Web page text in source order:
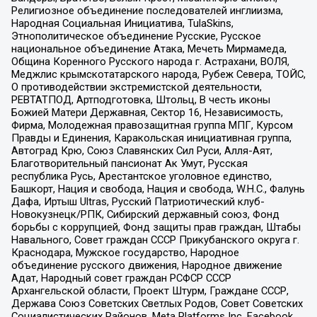
Религиозное объединение последователей инглиизма,
Народная Социальная Инициатива, TulaSkins,
Этнополитическое объединение Русские, Русское
национальное объединение Атака, Мечеть Мирмамеда,
Община Коренного Русского народа г. Астрахани, ВОЛЯ,
Меджлис крымскотатарского народа, Рубеж Севера, ТОЙС,
О противодействии экстремистской деятельности,
РЕВТАТПОД, Артподготовка, Штольц, В честь иконы
Божией Матери Державная, Сектор 16, Независимость,
Фирма, Молодежная правозащитная группа МПГ, Курсом
Правды и Единения, Каракольская инициативная группа,
Автоград Крю, Союз Славянских Сил Руси, Алля-Аят,
Благотворительный пансионат Ак Умут, Русская
республика Русь, Арестантское уголовное единство,
Башкорт, Нация и свобода, Нация и свобода, W.H.С., Фалунь
Дафа, Иртыш Ultras, Русский Патриотический клуб-
Новокузнецк/РПК, Сибирский державный союз, Фонд
борьбы с коррупцией, Фонд защиты прав граждан, Штабы
Навального, Совет граждан СССР Прикубанского округа г.
Краснодара, Мужское государство, Народное
объединение русского движения, Народное движение
Адат, Народный совет граждан РСФСР СССР
Архангельской области, Проект Штурм, Граждане СССР,
Держава Союз Советских Светлых Родов, Совет Советских